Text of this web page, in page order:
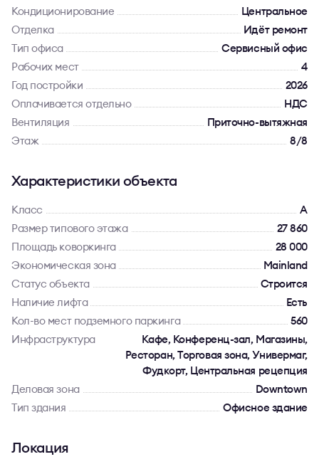
Кондиционирование
Центральное
Отделка
Идёт ремонт
Тип офиса
Сервисный офис
Рабочих мест
4
Год постройки
2026
Оплачивается отдельно
НДС
Вентиляция
Приточно-вытяжная
Этаж
8/8
Характеристики объекта
Класс
A
Размер типового этажа
27 860
Площадь коворкинга
28 000
Экономическая зона
Mainland
Статус объекта
Строится
Наличие лифта
Есть
Кол-во мест подземного паркинга
560
Инфраструктура
Кафе, Конференц-зал, Магазины,
Ресторан, Торговая зона, Универмаг,
Фудкорт, Центральная рецепция
Деловая зона
Downtown
Тип здания
Офисное здание
Локация